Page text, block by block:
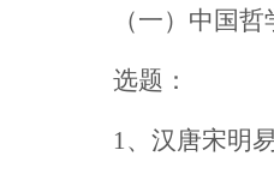
（一）中国
选题：
1、汉唐宋明